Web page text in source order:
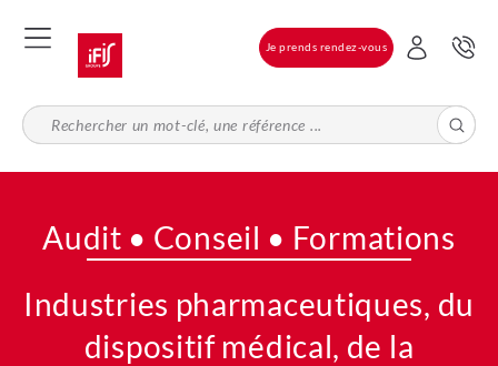
au
principal
Je prends rendez-vous
Audit • Conseil • Formations
Industries pharmaceutiques, du
dispositif médical, de la